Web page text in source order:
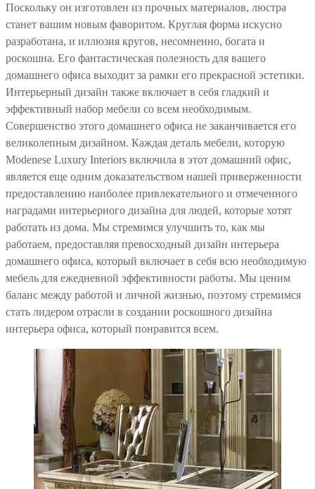
Поскольку он изготовлен из прочных материалов, люстра
станет вашим новым фаворитом. Круглая форма искусно
разработана, и иллюзия кругов, несомненно, богата и
роскошна. Его фантастическая полезность для вашего
домашнего офиса выходит за рамки его прекрасной эстетики.
Интерьерный дизайн также включает в себя гладкий и
эффективный набор мебели со всем необходимым.
Совершенство этого домашнего офиса не заканчивается его
великолепным дизайном. Каждая деталь мебели, которую
Modenese Luxury Interiors включила в этот домашний офис,
является еще одним доказательством нашей приверженности
предоставлению наиболее привлекательного и отмеченного
наградами интерьерного дизайна для людей, которые хотят
работать из дома. Мы стремимся улучшить то, как мы
работаем, предоставляя превосходный дизайн интерьера
домашнего офиса, который включает в себя всю необходимую
мебель для ежедневной эффективности работы. Мы ценим
баланс между работой и личной жизнью, поэтому стремимся
стать лидером отрасли в создании роскошного дизайна
интерьера офиса, который понравится всем.